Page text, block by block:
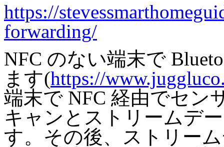
https://
forwarding/
NFC のない端末で
ます(https://
端末で NFC 経由でセン
キャンとストリームデ
す。その後、ストリー